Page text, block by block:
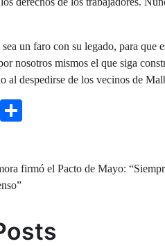
un faro con su legado, para
nosotros mismos el que siga
al despedirse de los vecinos de
Email
firmó el Pacto de Mayo: